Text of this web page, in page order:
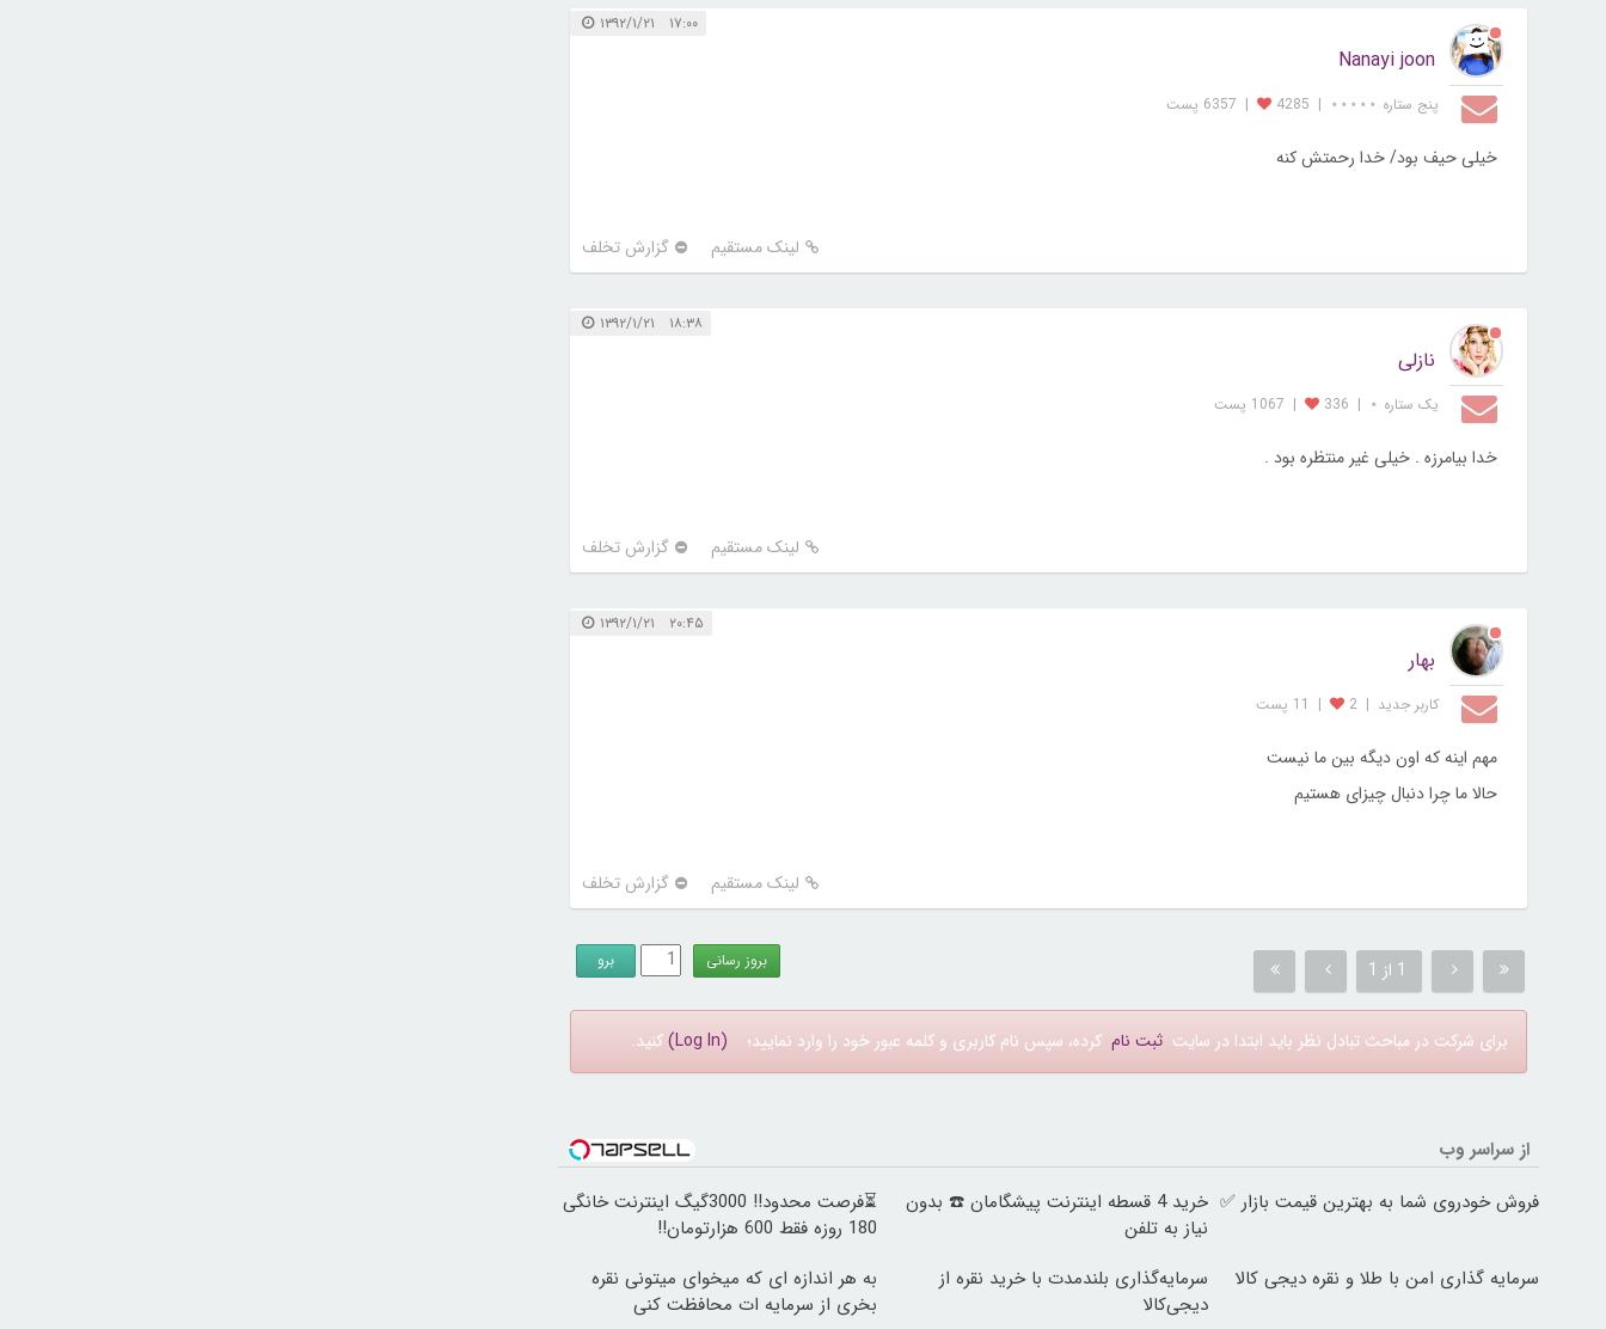
۱۷:۰۰ ۱۳۹۲/۱/۲۱
Nanayi joon
پنج ستاره ⋆⋆⋆⋆⋆ |
4285
| 6357 پست
خیلی حیف بود/ خدا رحمتش کنه
لینک مستقیم گزارش تخلف
۱۸:۳۸ ۱۳۹۲/۱/۲۱
نازلی
یک ستاره ⋆ |
336
| 1067 پست
خدا بیامرزه . خیلی غیر منتظره بود .
لینک مستقیم گزارش تخلف
۲۰:۴۵ ۱۳۹۲/۱/۲۱
بهار
کاربر جديد |
2
| 11 پست
مهم اینه که اون دیگه بین ما نیست
حالا ما چرا دنبال چیزای هستیم
لینک مستقیم گزارش تخلف
1 از 1
برای شرکت در مباحث تبادل نظر باید ابتدا در سایت ثبت نام کرده، سپس نام کاربری و کلمه عبور خود را وارد نمایید؛ (Log In) کنید.
از سراسر وب
فروش خودروی شما به بهترین قیمت بازار ✅
خرید 4 قسطه اینترنت پیشگامان ☎️ بدون
نیاز به تلفن
⏳فرصت محدود!! 3000گیگ اینترنت خانگی
180 روزه فقط 600 هزارتومان!!
سرمایه گذاری امن با طلا و نقره دیجی کالا
سرمایه‌گذاری بلندمدت با خرید نقره از
دیجی‌کالا
به هر اندازه ای که میخوای میتونی نقره
بخری از سرمایه ات محافظت کنی